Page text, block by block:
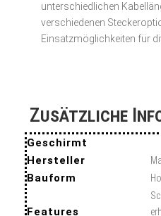
unterschiedlichen
verschiedenen
Einsatzmöglichkeiten für
Zusätzliche
Geschirmt
Hersteller
Bauform
Features